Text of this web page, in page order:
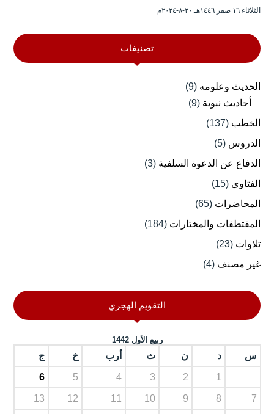
الثلاثاء ۱٦ صفر ۱٤٤٦هـ ۲۰-۸-۲۰۲٤م
تصنيفات
الحديث وعلومه (9)
أحاديث نبوية (9)
الخطب (137)
الدروس (5)
الدفاع عن الدعوة السلفية (3)
الفتاوى (15)
المحاضرات (65)
المقتطفات والمختارات (184)
تلاوات (23)
غير مصنف (4)
التقويم الهجري
ربيع الأول 1442
س د ن ث أرب خ ج
1
2
3
4
5
6
7
8
9
10
11
12
13